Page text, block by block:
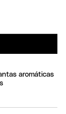
aromáticas